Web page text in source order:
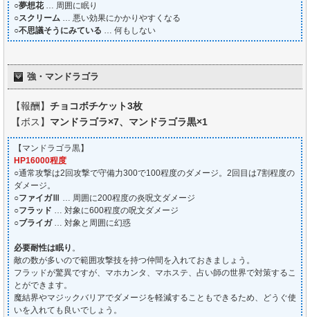
○夢想花… 周囲に眠り
○スクリーム … 悪い効果にかかりやすくなる
○不思議そうにみている … 何もしない
強・マンドラゴラ
【報酬】 チョコボチケット3枚
【ボス】 マンドラゴラ×7、マンドラゴラ黒×1
【マンドラゴラ黒】
HP16000程度
○通常攻撃は2回攻撃で守備力300で100程度のダメージ。2回目は7割程度の
ダメージ。
○ファイガⅢ
… 周囲に200程度の炎呪文ダメージ
○フラッド … 対象に600程度の呪文ダメージ
○ブライガ… 対象と周囲に幻惑
必要耐性は眠り 。
敵の数が多いので範囲攻撃技を持つ仲間を入れておきましょう。
フラッドが驚異ですが、マホカンタ、マホステ、占い師の世界で対策するこ
とができます。
魔結界やマジックバリアでダメージを軽減することもできるため、どうぐ使
いを入れても良いでしょう。